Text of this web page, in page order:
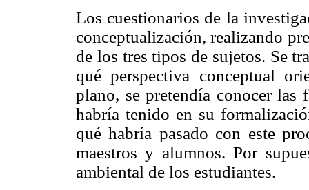
Los cuestionarios de la
conceptualización, realizando
de los tres tipos de sujetos. Se
qué perspectiva conceptual
plano, se pretendía conocer las
habría tenido en su
qué habría pasado con este
maestros y alumnos. Por
ambiental de los estudiantes.